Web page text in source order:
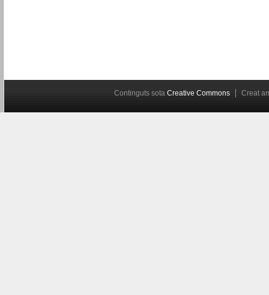
Continguts sota Creative Commons Creat